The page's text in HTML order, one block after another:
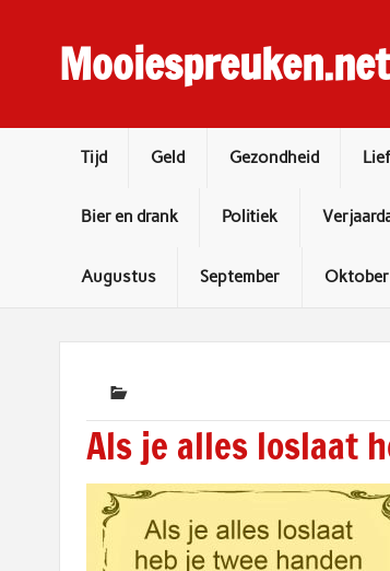
Mooiespreuken.net
Tijd Geld Gezondheid
Bier en drank Politiek
Augustus September Oktober
Als je alles loslaat